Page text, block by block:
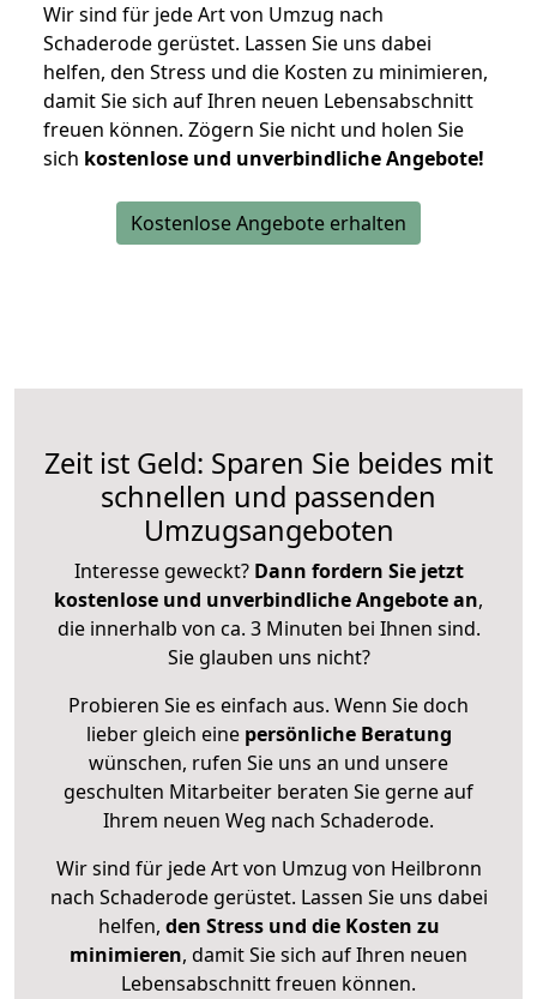
Wir sind für jede Art von Umzug nach
Schaderode gerüstet. Lassen Sie uns dabei
helfen, den Stress und die Kosten zu minimieren,
damit Sie sich auf Ihren neuen Lebensabschnitt
freuen können. Zögern Sie nicht und holen Sie
sich kostenlose und unverbindliche Angebote!
Kostenlose Angebote erhalten
Zeit ist Geld: Sparen Sie beides mit
schnellen und passenden
Umzugsangeboten
Interesse geweckt? Dann fordern Sie jetzt
kostenlose und unverbindliche Angebote an,
die innerhalb von ca. 3 Minuten bei Ihnen sind.
Sie glauben uns nicht?
Probieren Sie es einfach aus. Wenn Sie doch
lieber gleich eine persönliche Beratung
wünschen, rufen Sie uns an und unsere
geschulten Mitarbeiter beraten Sie gerne auf
Ihrem neuen Weg nach Schaderode.
Wir sind für jede Art von Umzug von Heilbronn
nach Schaderode gerüstet. Lassen Sie uns dabei
helfen, den Stress und die Kosten zu
minimieren, damit Sie sich auf Ihren neuen
Lebensabschnitt freuen können.